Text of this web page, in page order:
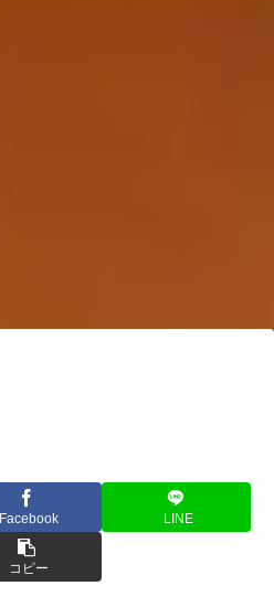
Facebook LINE
コピー